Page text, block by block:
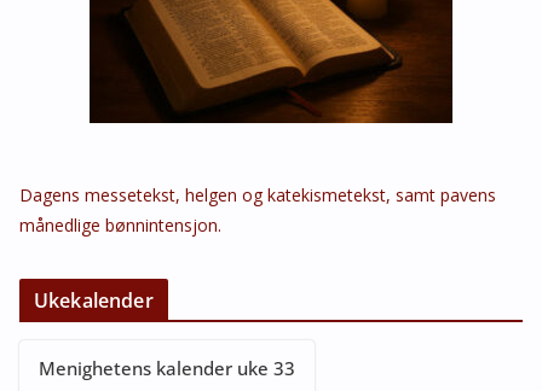
Dagens messetekst, helgen og katekismetekst, samt pavens
månedlige bønnintensjon.
Ukekalender
Menighetens kalender uke 33